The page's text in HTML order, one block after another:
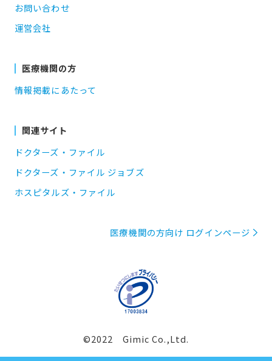
お問い合わせ
運営会社
医療機関の方
情報掲載にあたって
関連サイト
ドクターズ・ファイル
ドクターズ・ファイル ジョブズ
ホスピタルズ・ファイル
医療機関の方向け ログインページ
©2022 Gimic Co.,Ltd.